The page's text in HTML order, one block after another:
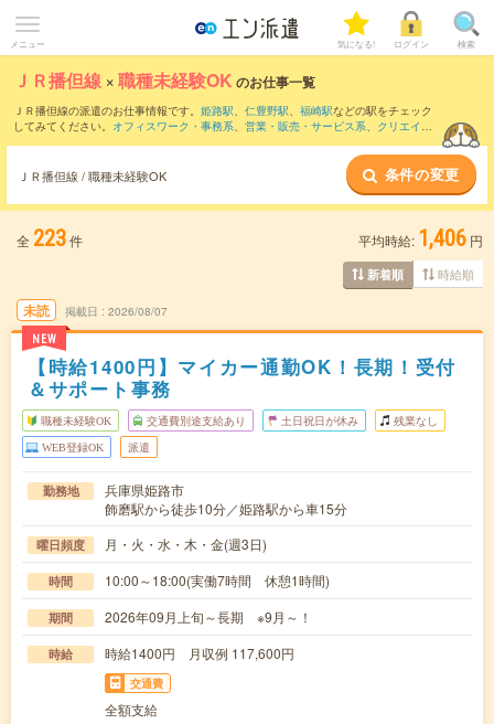
メニュー 気になる! ログイン 検索
ＪＲ播但線 ×職種未経験OK のお仕事一覧
ＪＲ播但線の派遣のお仕事情報です。 姫路駅、 仁豊野駅、 福崎駅などの駅をチェック
してみてください。 オフィスワーク・事務系、 営業・販売・サービス系、 クリエイテ
などのこだわり条件も取り揃えていま
す。
ＪＲ播但線 / 職種未経験OK 条件の変更
全 223件 平均時給: 1,406 円
新着順 時給順
未読
NEW
掲載日 2026/08/07
【時給1400円】マイカー通勤OK！長期！受付
＆サポート事務
職種未経験OK 交通費別途支給あり 土日祝日が休み 残業なし
WEB登録OK 派遣
勤務地
兵庫県姫路市
飾磨駅から徒歩10分／姫路駅から車15分
曜日頻度 月・火・水・木・金(週3日)
時間 10:00～18:00(実働7時間 休憩1時間)
期間 2026年09月上旬～長期 ※9月～！
時給 時給1400円 月収例 117,600円
交通費
全額支給